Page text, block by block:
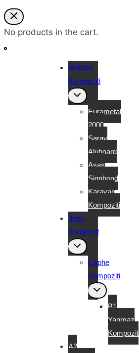
No products in the cart.
Reklam
Kompoziti
Toggle
child
menu
Eurametal
2000
Saray
Aluboard
Asaş
Signbond
Karavan
Kompoziti
3mm
Kompozit
Toggle
child
menu
Cephe
Kompoziti
Toggle
child
menu
B1
Yanmaz
Kompozit
A2